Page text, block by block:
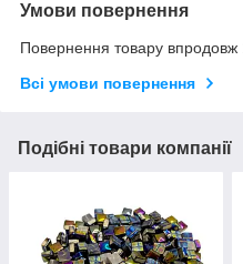
Умови повернення
Повернення товару впродовж
Всі умови повернення
Подібні товари компанії